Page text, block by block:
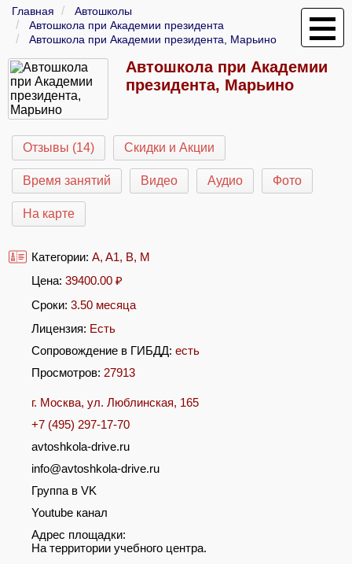
Главная
Автошколы
Автошкола при Академии президента
Автошкола при Академии президента, Марьино
Автошкола при Академии
президента, Марьино
Отзывы (14) Скидки и Акции
Время занятий Видео Аудио Фото
На карте
Категории: A, A1, B, M
Цена: 39400.00 ₽
Сроки: 3.50 месяца
Лицензия: Есть
Сопровождение в ГИБДД: есть
Просмотров: 27913
г. Москва, ул. Люблинская, 165
+7 (495) 297-17-70
avtoshkola-drive.ru
info@avtoshkola-drive.ru
Группа в VK
Youtube канал
Адрес площадки:
На территории учебного центра.